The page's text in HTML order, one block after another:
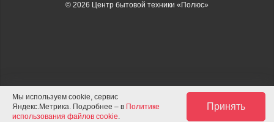
© 2026 Центр бытовой техники «Полюс»
Мы используем cookie, сервис
Яндекс.Метрика. Подробнее – в Политике
использования файлов cookie.
Принять